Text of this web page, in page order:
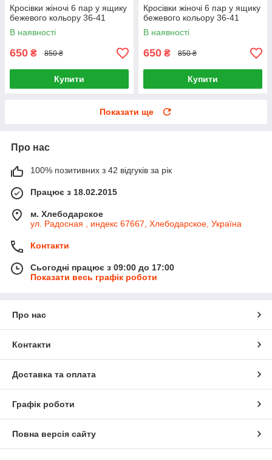
Кросівки жіночі 6 пар у ящику
бежевого кольору 36-41
В наявності
650 ₴ 850 ₴
Купити
Кросівки жіночі 6 пар у ящику
бежевого кольору 36-41
В наявності
650 ₴ 850 ₴
Купити
Показати ще
Про нас
100% позитивних з 42 відгуків за рік
Працює з 18.02.2015
м. Хлебодарское
ул. Радосная , индекс 67667, Хлебодарское, Україна
Контакти
Сьогодні працює з 09:00 до 17:00
Показати весь графік роботи
Про нас
Контакти
Доставка та оплата
Графік роботи
Повна версія сайту